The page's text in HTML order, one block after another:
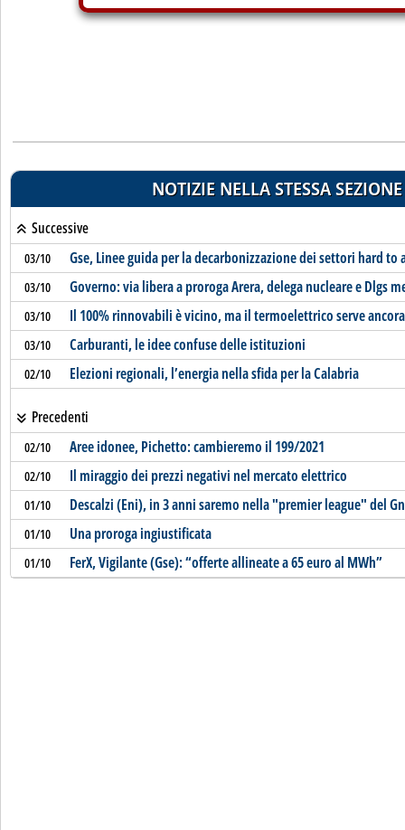
NOTIZIE NELLA STESSA SEZIONE
Successive
03/10 Gse, Linee guida per la decarbonizzazione dei settori hard to
03/10 Governo: via libera a proroga Arera, delega nucleare e Dlgs
03/10 Il 100% rinnovabili è vicino, ma il termoelettrico serve ancora
03/10 Carburanti, le idee confuse delle istituzioni
02/10 Elezioni regionali, l’energia nella sfida per la Calabria
Precedenti
02/10 Aree idonee, Pichetto: cambieremo il 199/2021
02/10 Il miraggio dei prezzi negativi nel mercato elettrico
01/10 Descalzi (Eni), in 3 anni saremo nella "premier league" del
01/10 Una proroga ingiustificata
01/10 FerX, Vigilante (Gse): “offerte allineate a 65 euro al MWh”